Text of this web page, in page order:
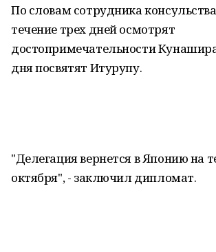
По словам сотрудника
течение трех дней осмотрят
достопримечательности
дня посвятят Итурупу.
"Делегация вернется в Японию на
октября", - заключил дипломат.